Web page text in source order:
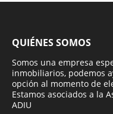
QUIÉNES SOMOS
Somos una empresa
inmobiliarios, podemos
opción al momento de
Estamos asociados a la
ADIU